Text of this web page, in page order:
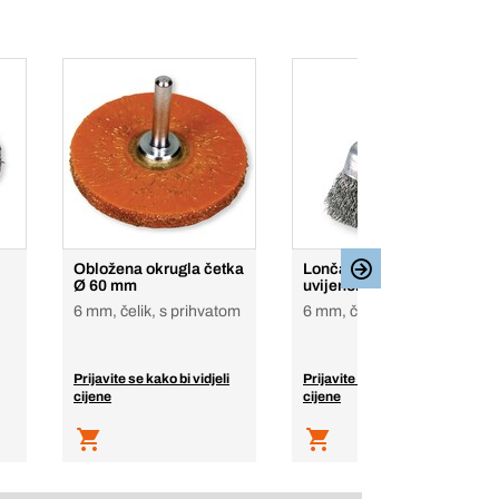
Obložena okrugla četka
Ø 60 mm
6 mm, čelik, s prihvatom
Prijavite se kako bi vidjeli
cijene
Lončasta četka s
uvijenom žicom
6 mm, čelik, s prihvatom
Prijavite se kako bi vidjeli
cijene